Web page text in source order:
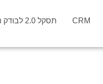
CRM תסקל 2.0 לבודק המוסמך